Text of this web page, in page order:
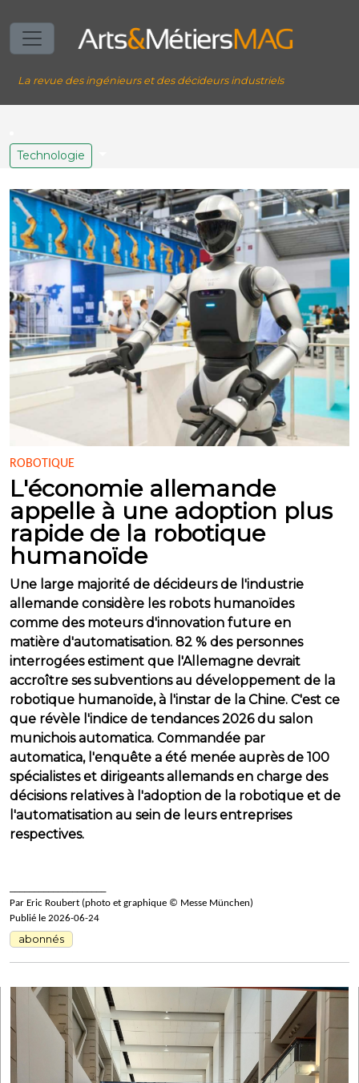
La revue des ingénieurs et des décideurs industriels
Technologie
ROBOTIQUE
L'économie allemande
appelle à une adoption plus
rapide de la robotique
humanoïde
Une large majorité de décideurs de l'industrie
allemande considère les robots humanoïdes
comme des moteurs d'innovation future en
matière d'automatisation. 82 % des personnes
interrogées estiment que l'Allemagne devrait
accroître ses subventions au développement de la
robotique humanoïde, à l'instar de la Chine. C'est ce
que révèle l'indice de tendances 2026 du salon
munichois automatica. Commandée par
automatica, l'enquête a été menée auprès de 100
spécialistes et dirigeants allemands en charge des
décisions relatives à l'adoption de la robotique et de
l'automatisation au sein de leurs entreprises
respectives.
Par Eric Roubert (photo et graphique © Messe München)
Publié le 2026-06-24
abonnés